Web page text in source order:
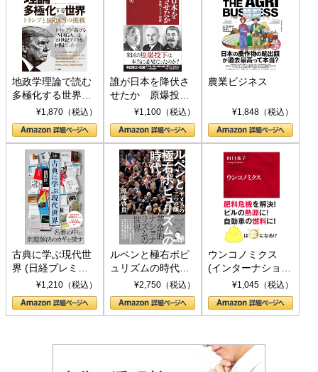
地政学理論で読む
多極化する世界：
トランプとBRICS
の挑戦
¥1,870（税込）
誰が日本を降伏さ
せたか 原爆投
下、ソ連参戦、そ
して聖断 (PHP新
書)
¥1,100（税込）
農業ビジネス
¥1,848（税込）
古典に学ぶ現代世
界 (日経プレミア
シリーズ)¥1,210（税込）
ルペンと極右ポピ
ュリズムの時代：
〈ヤヌス〉の二つ
の顔
¥2,750（税込）
ウンコノミクス
(インターナショナ
ル新書)¥1,045（税込）